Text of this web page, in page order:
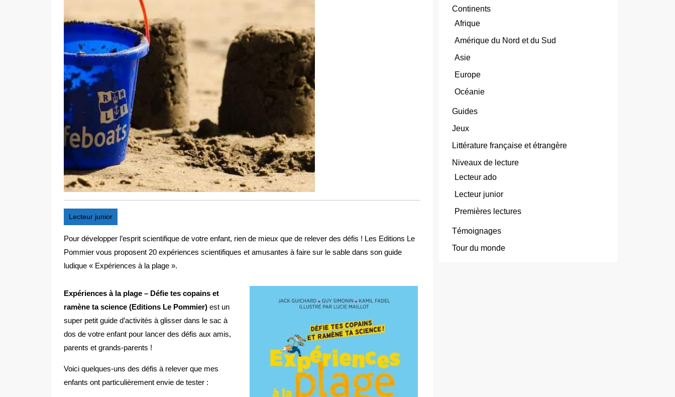
Lecteur junior
Pour développer l’esprit scientifique de votre enfant, rien de mieux que de relever des défis ! Les Editions Le
Pommier vous proposent 20 expériences scientifiques et amusantes à faire sur le sable dans son guide
ludique « Expériences à la plage ».
Expériences à la plage – Défie tes copains et
ramène ta science (Editions Le Pommier) est un
super petit guide d’activités à glisser dans le sac à
dos de votre enfant pour lancer des défis aux amis,
parents et grands-parents !
Voici quelques-uns des défis à relever que mes
enfants ont particulièrement envie de tester :
Continents
Afrique
Amérique du Nord et du Sud
Asie
Europe
Océanie
Guides
Jeux
Littérature française et étrangère
Niveaux de lecture
Lecteur ado
Lecteur junior
Premières lectures
Témoignages
Tour du monde